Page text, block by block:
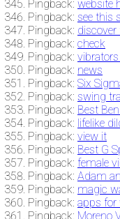
Pingback: website
Pingback: see this
Pingback: discover
Pingback: check
Pingback:
Pingback: news
Pingback: Six
Pingback: swing
Pingback: Best
Pingback: lifelike
Pingback: view it
Pingback: Best G
Pingback: female
Pingback: Adam
Pingback: magic
Pingback: apps for
Pingback: Moreno